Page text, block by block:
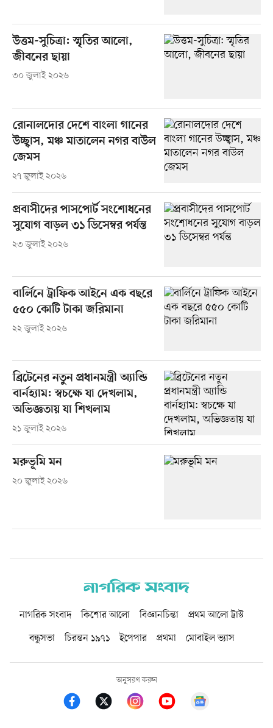
উত্তম-সুচিত্রা: স্মৃতির আলো,
জীবনের ছায়া
৩০ জুলাই ২০২৬
রোনালদোর দেশে বাংলা গানের
উচ্ছ্বাস, মঞ্চ মাতালেন নগর বাউল
জেমস
২৭ জুলাই ২০২৬
প্রবাসীদের পাসপোর্ট সংশোধনের
সুযোগ বাড়ল ৩১ ডিসেম্বর পর্যন্ত
২৩ জুলাই ২০২৬
বার্লিনে ট্রাফিক আইনে এক বছরে
৫৫০ কোটি টাকা জরিমানা
২২ জুলাই ২০২৬
ব্রিটেনের নতুন প্রধানমন্ত্রী অ্যান্ডি
বার্নহ্যাম: স্বচক্ষে যা দেখলাম,
অভিজ্ঞতায় যা শিখলাম
২১ জুলাই ২০২৬
মরুভূমি মন
২০ জুলাই ২০২৬
নাগরিক সংবাদ কিশোর আলো বিজ্ঞানচিন্তা
প্রথম আলো ট্রাস্ট
বন্ধুসভা
চিরন্তন ১৯৭১ ইপেপার প্রথমা মোবাইল ভ্যাস
অনুসরণ করুন